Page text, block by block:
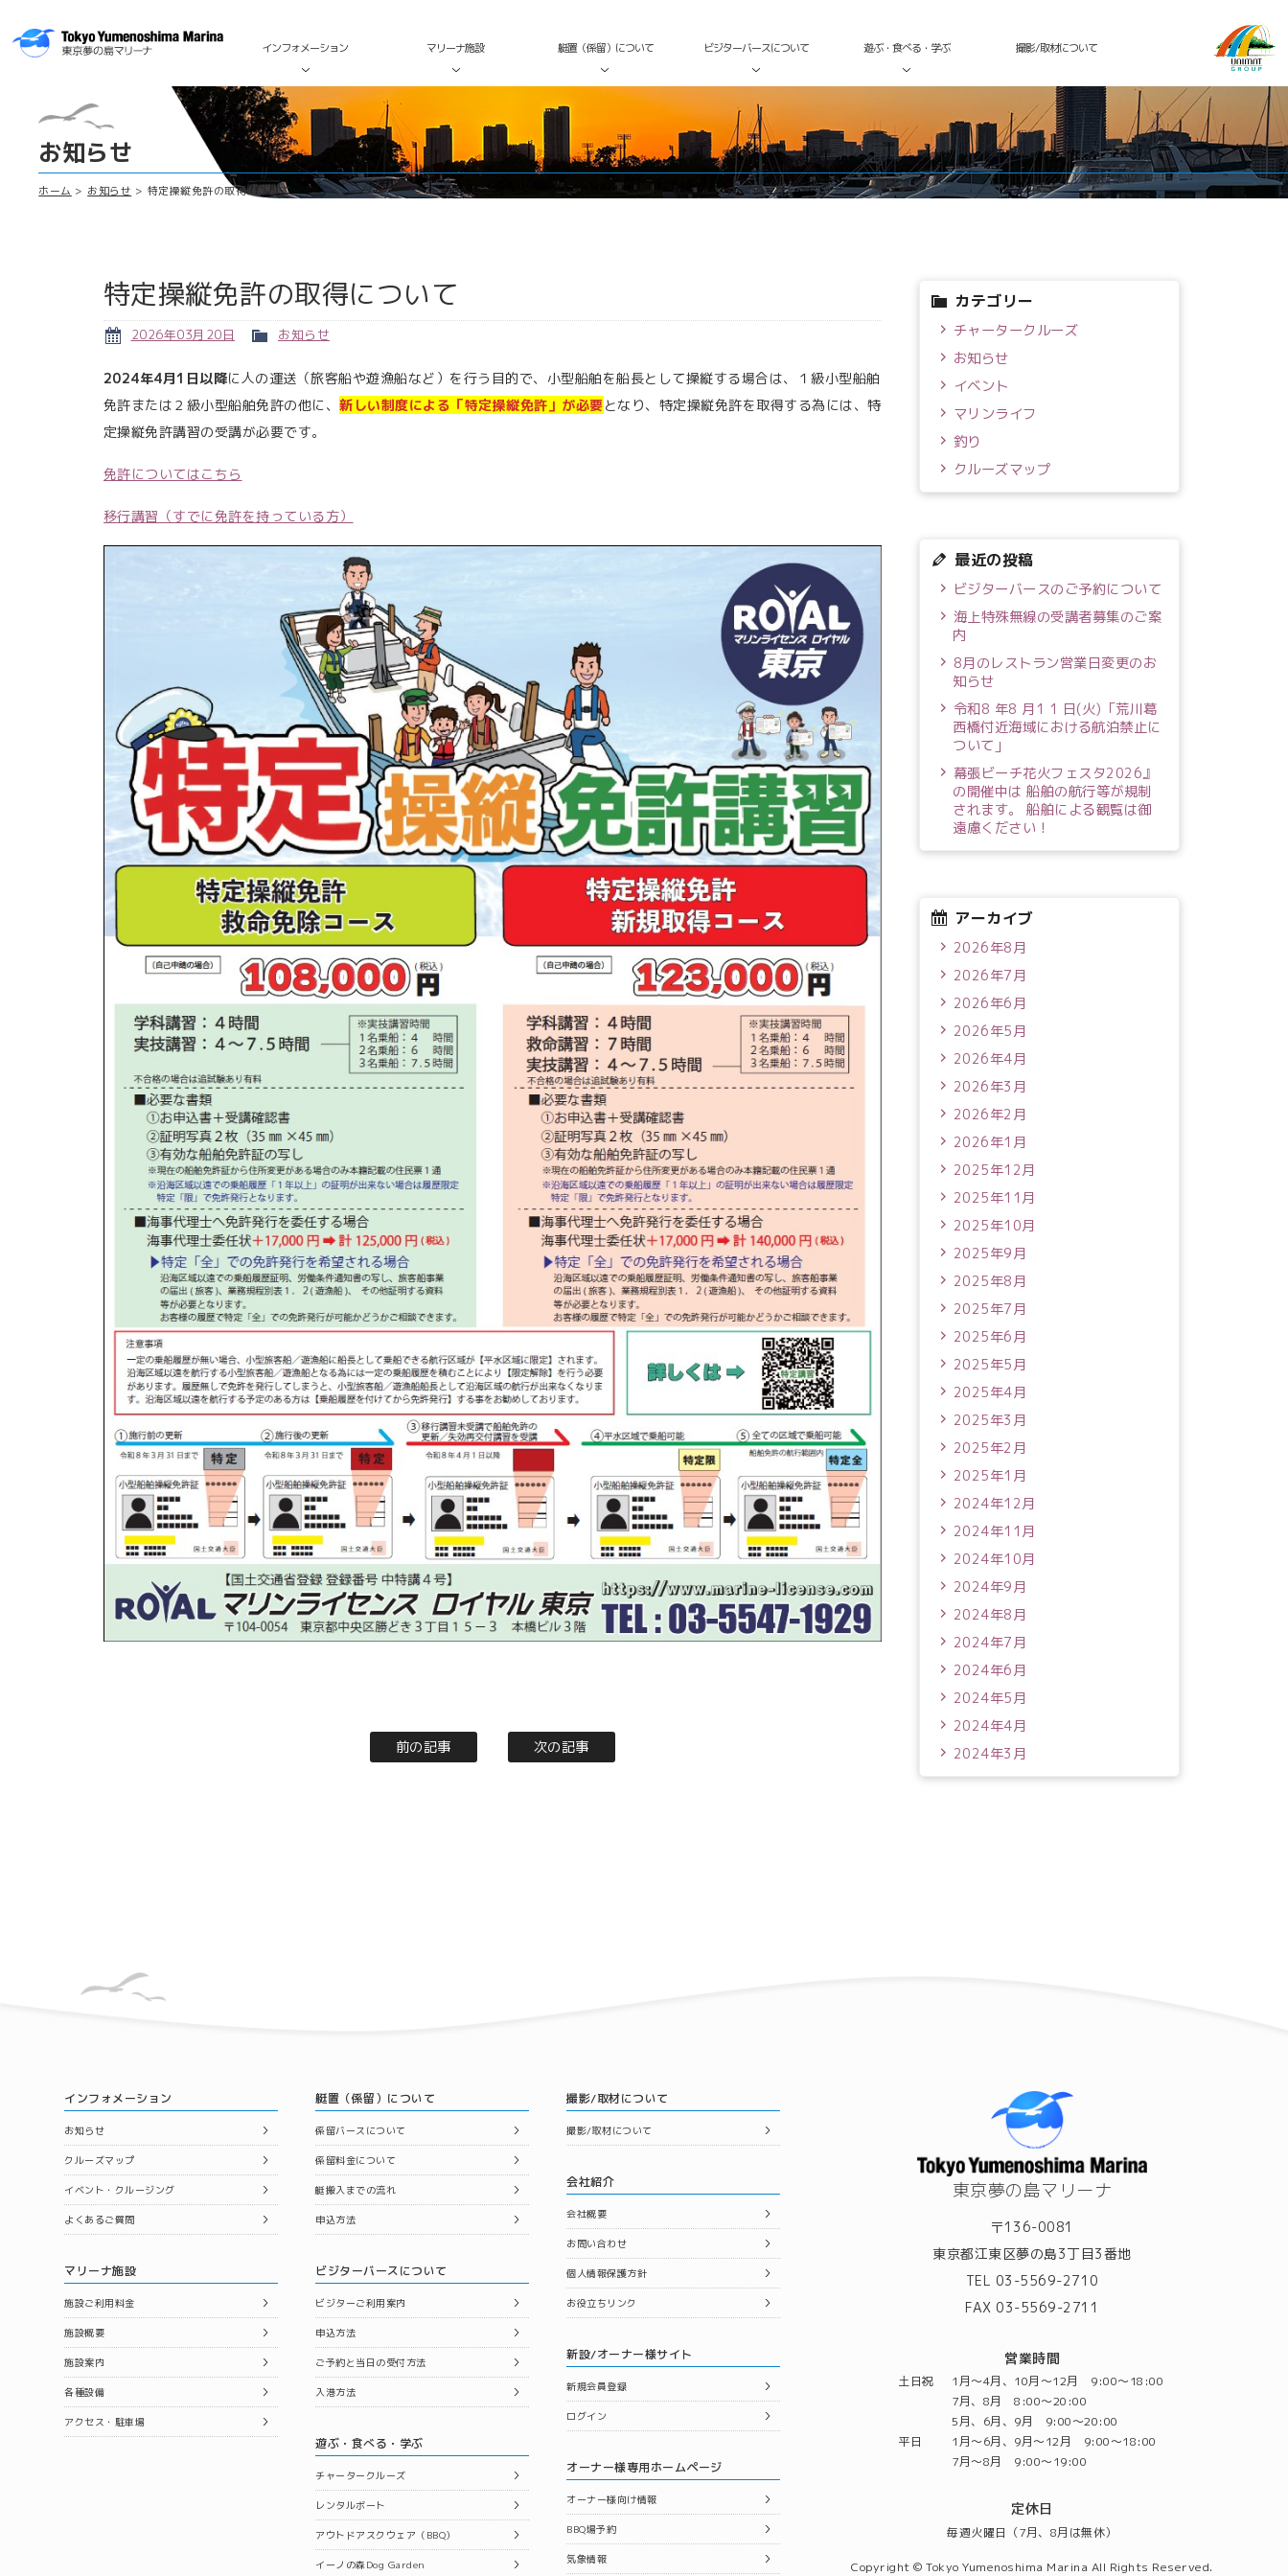
インフォメーション マリーナ施設 艇置（係留）について ビジターバースについて 遊ぶ・食べる・学ぶ 撮影/取材について
お知らせ
ホーム お知らせ 特定操縦免許の取得について
特定操縦免許の取得について
2026年03月20日 お知らせ
2024年4月1日以降に人の運送（旅客船や遊漁船など）を行う目的で、小型船舶を船長として操縦する場合は、１級小型船舶
免許または２級小型船舶免許の他に、新しい制度による「特定操縦免許」が必要となり、特定操縦免許を取得する為には、特
定操縦免許講習の受講が必要です。
免許についてはこちら
移行講習（すでに免許を持っている方）
前の記事 次の記事
カテゴリー
チャータークルーズ
お知らせ
イベント
マリンライフ
釣り
クルーズマップ
最近の投稿
ビジターバースのご予約について
海上特殊無線の受講者募集のご案
内
8月のレストラン営業日変更のお
知らせ
令和8 年8 月1 1 日(火)「荒川葛
西橋付近海域における航泊禁止に
ついて」
幕張ビーチ花火フェスタ2026』
の開催中は 船舶の航行等が規制
されます。 船舶による観覧は御
遠慮ください！
アーカイブ
2026年8月
2026年7月
2026年6月
2026年5月
2026年4月
2026年3月
2026年2月
2026年1月
2025年12月
2025年11月
2025年10月
2025年9月
2025年8月
2025年7月
2025年6月
2025年5月
2025年4月
2025年3月
2025年2月
2025年1月
2024年12月
2024年11月
2024年10月
2024年9月
2024年8月
2024年7月
2024年6月
2024年5月
2024年4月
2024年3月
インフォメーション
お知らせ
クルーズマップ
イベント・クルージング
よくあるご質問
マリーナ施設
施設ご利用料金
施設概要
施設案内
各種設備
アクセス・駐車場
艇置（係留）について
係留バースについて
係留料金について
艇搬入までの流れ
申込方法
ビジターバースについて
ビジターご利用案内
申込方法
ご予約と当日の受付方法
入港方法
遊ぶ・食べる・学ぶ
チャータークルーズ
レンタルボート
アウトドアスクウェア（BBQ）
イーノの森Dog Garden
撮影/取材について
撮影/取材について
会社紹介
会社概要
お問い合わせ
個人情報保護方針
お役立ちリンク
新設/オーナー様サイト
新規会員登録
ログイン
オーナー様専用ホームページ
オーナー様向け情報
BBQ場予約
気象情報
東京夢の島マリーナ
〒136-0081
東京都江東区夢の島3丁目3番地
TEL 03-5569-2710
FAX 03-5569-2711
営業時間
土日祝
1月～4月、10月～12月 9:00～18:00
7月、8月 8:00～20:00
5月、6月、9月 9:00～20:00
平日
1月～6月、9月～12月 9:00～18:00
7月～8月 9:00～19:00
定休日
毎週火曜日（7月、8月は無休）
Copyright © Tokyo Yumenoshima Marina All Rights Reserved.